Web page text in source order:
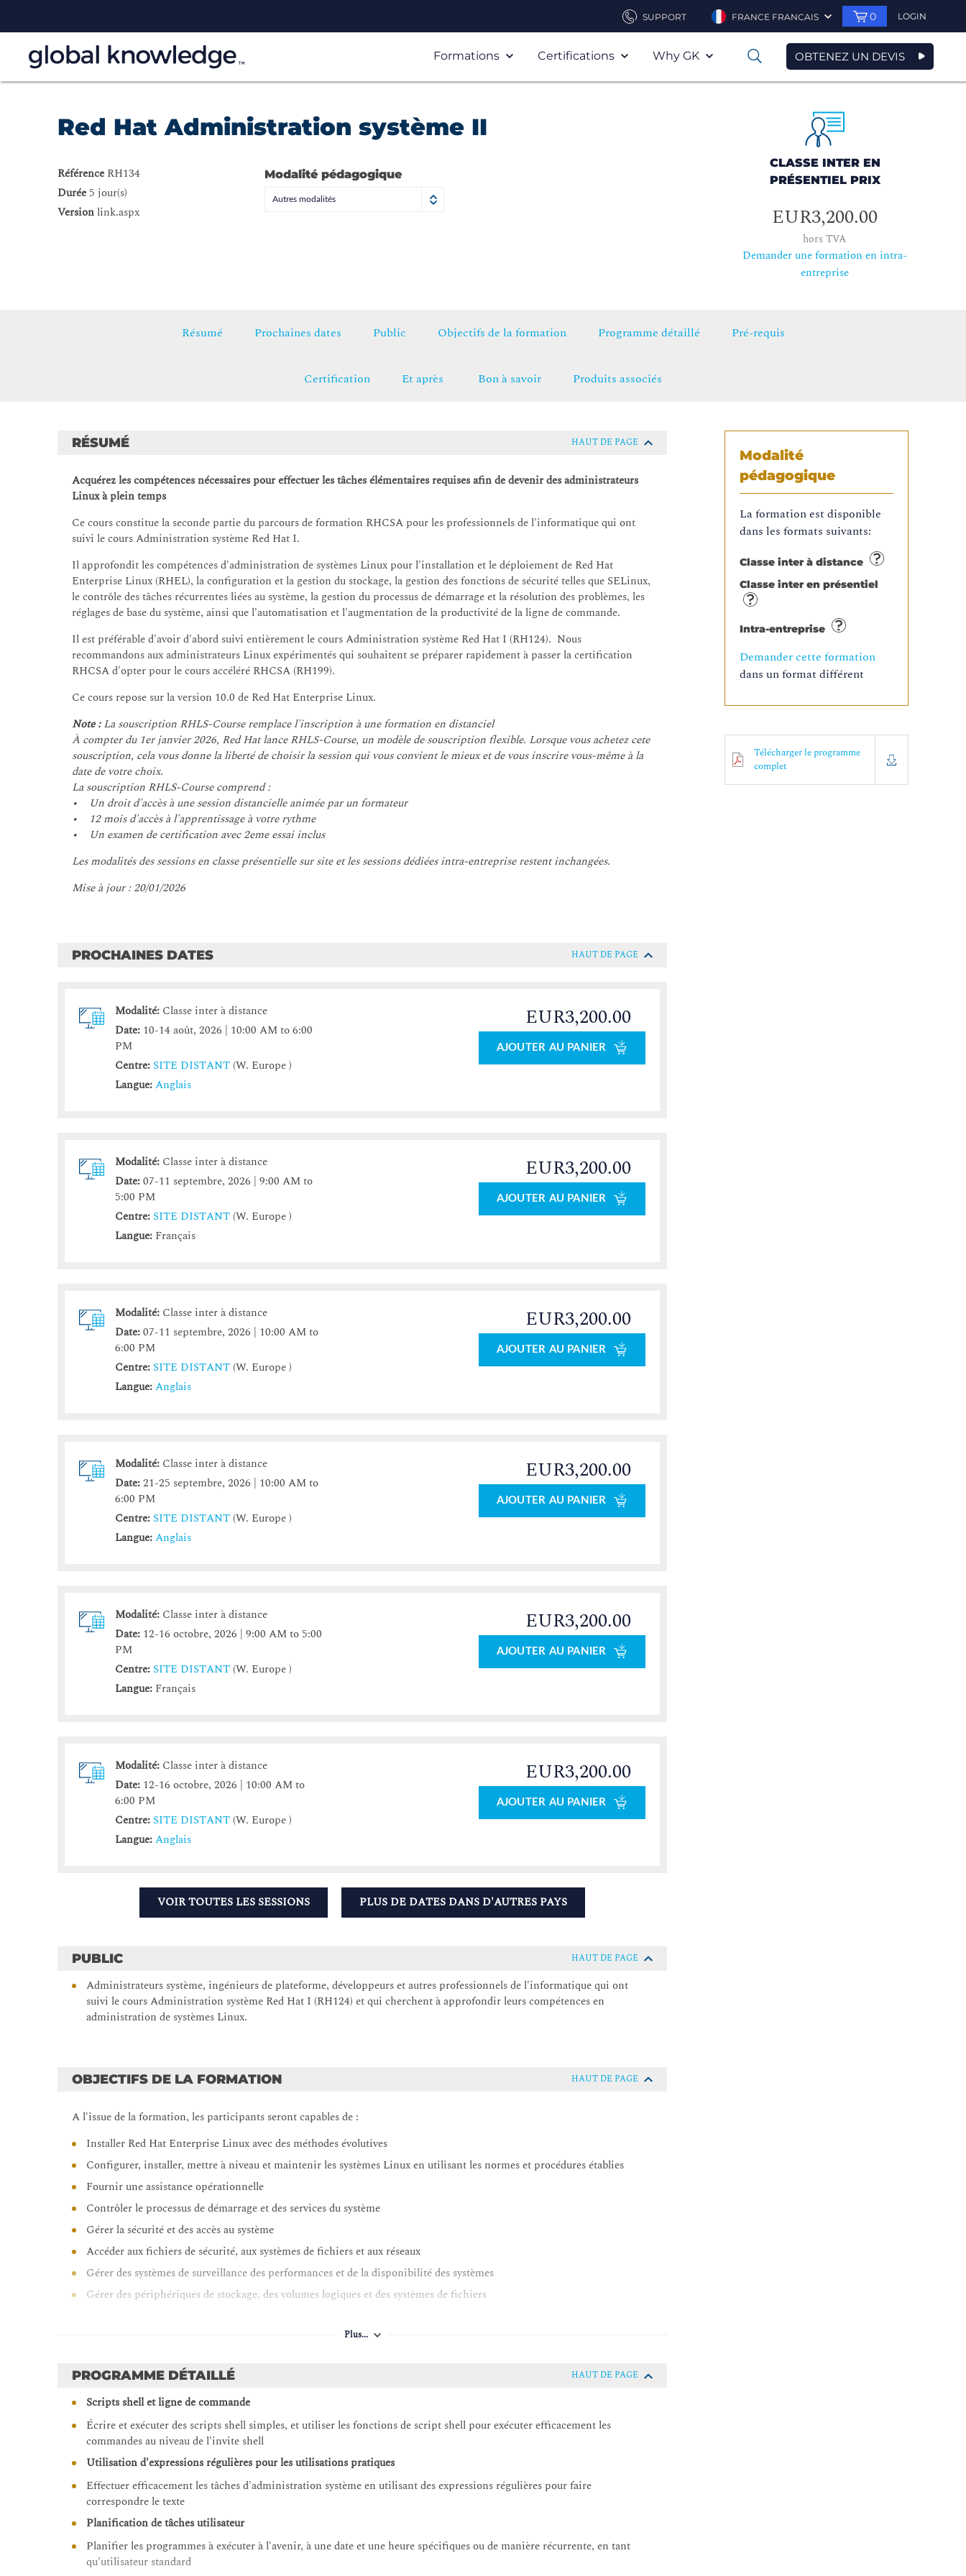
SUPPORT FRANCE FRANCAIS 0 LOGIN
Formations Certifications Why GK 0 OBTENEZ UN DEVIS
Red Hat Administration système II
Référence RH134
Durée 5 jour(s)
Version link.aspx
Modalité pédagogique
Autres modalités
CLASSE INTER EN
PRÉSENTIEL PRIX
EUR3,200.00
hors TVA
Demander une formation en intra-
entreprise
Résumé Prochaines dates Public Objectifs de la formation Programme détaillé Pré-requis
Certification Et après Bon à savoir Produits associés
Modalité
pédagogique
La formation est disponible
dans les formats suivants:
Classe inter à distance
Classe inter en présentiel
Intra-entreprise
Demander cette formation
dans un format différent
Télécharger le programme
complet
RÉSUMÉ HAUT DE PAGE
Acquérez les compétences nécessaires pour effectuer les tâches élémentaires requises afin de devenir des administrateurs
Linux à plein temps
Ce cours constitue la seconde partie du parcours de formation RHCSA pour les professionnels de l'informatique qui ont
suivi le cours Administration système Red Hat I.
Il approfondit les compétences d'administration de systèmes Linux pour l'installation et le déploiement de Red Hat
Enterprise Linux (RHEL), la configuration et la gestion du stockage, la gestion des fonctions de sécurité telles que SELinux,
le contrôle des tâches récurrentes liées au système, la gestion du processus de démarrage et la résolution des problèmes, les
réglages de base du système, ainsi que l'automatisation et l'augmentation de la productivité de la ligne de commande.
Il est préférable d'avoir d'abord suivi entièrement le cours Administration système Red Hat I (RH124). Nous
recommandons aux administrateurs Linux expérimentés qui souhaitent se préparer rapidement à passer la certification
RHCSA d'opter pour le cours accéléré RHCSA (RH199).
Ce cours repose sur la version 10.0 de Red Hat Enterprise Linux.
Note :La souscription RHLS-Course remplace l'inscription à une formation en distanciel
À compter du 1er janvier 2026, Red Hat lance RHLS-Course, un modèle de souscription flexible. Lorsque vous achetez cete
souscription, cela vous donne la liberté de choisir la session qui vous convient le mieux et de vous inscrire vous-même à la
date de votre choix.
La souscription RHLS-Course comprend :
• Un droit d'accès à une session distancielle animée par un formateur
• 12 mois d'accès à l'apprentissage à votre rythme
• Un examen de certification avec 2eme essai inclus
Les modalités des sessions en classe présentielle sur site et les sessions dédiées intra-entreprise restent inchangées.
Mise à jour : 20/01/2026
PROCHAINES DATES HAUT DE PAGE
Modalité: Classe inter à distance
Date: 10-14 août, 2026 | 10:00 AM to 6:00
PM
Centre: SITE DISTANT(W. Europe )
Langue:Anglais
EUR3,200.00
AJOUTER AU PANIER
Modalité: Classe inter à distance
Date:07-11 septembre, 2026 | 9:00 AM to
5:00 PM
Centre: SITE DISTANT(W. Europe )
Langue: Français
EUR3,200.00
AJOUTER AU PANIER
Modalité: Classe inter à distance
Date:07-11 septembre, 2026 | 10:00 AM to
6:00 PM
Centre: SITE DISTANT(W. Europe )
Langue:Anglais
EUR3,200.00
AJOUTER AU PANIER
Modalité: Classe inter à distance
Date:21-25 septembre, 2026 | 10:00 AM to
6:00 PM
Centre: SITE DISTANT(W. Europe )
Langue:Anglais
EUR3,200.00
AJOUTER AU PANIER
Modalité: Classe inter à distance
Date: 12-16 octobre, 2026 | 9:00 AM to 5:00
PM
Centre: SITE DISTANT(W. Europe )
Langue: Français
EUR3,200.00
AJOUTER AU PANIER
Modalité: Classe inter à distance
Date: 12-16 octobre, 2026 | 10:00 AM to
6:00 PM
Centre: SITE DISTANT(W. Europe )
Langue:Anglais
EUR3,200.00
AJOUTER AU PANIER
VOIR TOUTES LES SESSIONS PLUS DE DATES DANS D'AUTRES PAYS
PUBLIC HAUT DE PAGE
Administrateurs système, ingénieurs de plateforme, développeurs et autres professionnels de l'informatique qui ont
suivi le cours Administration système Red Hat I (RH124) et qui cherchent à approfondir leurs compétences en
administration de systèmes Linux.
OBJECTIFS DE LA FORMATION HAUT DE PAGE
A l'issue de la formation, les participants seront capables de :
Installer Red Hat Enterprise Linux avec des méthodes évolutives
Configurer, installer, mettre à niveau et maintenir les systèmes Linux en utilisant les normes et procédures établies
Fournir une assistance opérationnelle
Contrôler le processus de démarrage et des services du système
Gérer la sécurité et des accès au système
Accéder aux fichiers de sécurité, aux systèmes de fichiers et aux réseaux
Gérer des systèmes de surveillance des performances et de la disponibilité des systèmes
Gérer des périphériques de stockage, des volumes logiques et des systèmes de fichiers
Ecrire et déployer des scripts pour l'automatisation des tâches et l'administration du système
Plus...
PROGRAMME DÉTAILLÉ HAUT DE PAGE
Scripts shell et ligne de commande
Écrire et exécuter des scripts shell simples, et utiliser les fonctions de script shell pour exécuter efficacement les
commandes au niveau de l'invite shell
Utilisation d'expressions régulières pour les utilisations pratiques
Effectuer efficacement les tâches d'administration système en utilisant des expressions régulières pour faire
correspondre le texte
Planification de tâches utilisateur
Planifier les programmes à exécuter à l'avenir, à une date et une heure spécifiques ou de manière récurrente, en tant
qu'utilisateur standard